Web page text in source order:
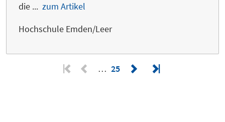
die ... zum Artikel
Hochschule Emden/Leer
… 25